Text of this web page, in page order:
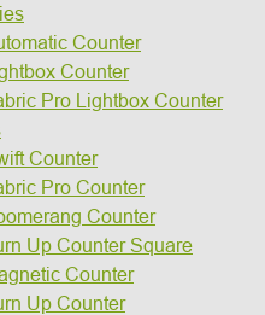
Counter
Counter
Pro Lightbox Counter
Counter
Pro Counter
Counter
Up Counter Square
Counter
Up Counter